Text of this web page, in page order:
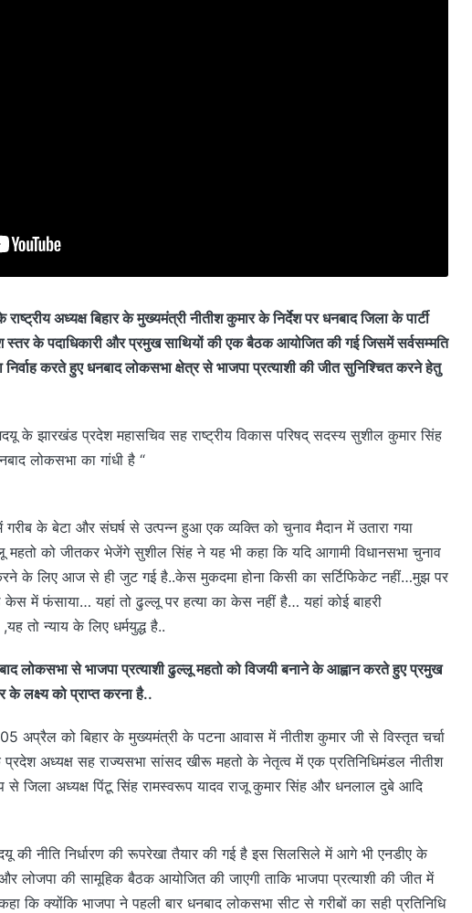
अध्यक्ष बिहार के मुख्यमंत्री नीतीश कुमार के निर्देश पर धनबाद जिला के पार्टी
स्तर के पदाधिकारी और प्रमुख साथियों की एक बैठक आयोजित की गई जिसमें सर्वसम्मति
निर्वाह करते हुए धनबाद लोकसभा क्षेत्र से भाजपा प्रत्याशी की जीत सुनिश्चित करने हेतु
के झारखंड प्रदेश महासचिव सह राष्ट्रीय विकास परिषद् सदस्य सुशील कुमार सिंह
लोकसभा का गांधी है “
गरीब के बेटा और संघर्ष से उत्पन्न हुआ एक व्यक्ति को चुनाव मैदान में उतारा गया
महतो को जीतकर भेजेंगे सुशील सिंह ने यह भी कहा कि यदि आगामी विधानसभा चुनाव
के लिए आज से ही जुट गई है..केस मुकदमा होना किसी का सर्टिफिकेट नहीं…मुझ पर
में फंसाया… यहां तो ढुल्लू पर हत्या का केस नहीं है… यहां कोई बाहरी
तो न्याय के लिए धर्मयुद्ध है..
लोकसभा से भाजपा प्रत्याशी ढुल्लू महतो को विजयी बनाने के आह्वान करते हुए प्रमुख
लक्ष्य को प्राप्त करना है..
अप्रैल को बिहार के मुख्यमंत्री के पटना आवास में नीतीश कुमार जी से विस्तृत चर्चा
प्रदेश अध्यक्ष सह राज्यसभा सांसद खीरू महतो के नेतृत्व में एक प्रतिनिधिमंडल नीतीश
जिला अध्यक्ष पिंटू सिंह रामस्वरूप यादव राजू कुमार सिंह और धनलाल दुबे आदि
नीति निर्धारण की रूपरेखा तैयार की गई है इस सिलसिले में आगे भी एनडीए के
की सामूहिक बैठक आयोजित की जाएगी ताकि भाजपा प्रत्याशी की जीत में
कि क्योंकि भाजपा ने पहली बार धनबाद लोकसभा सीट से गरीबों का सही प्रतिनिधि